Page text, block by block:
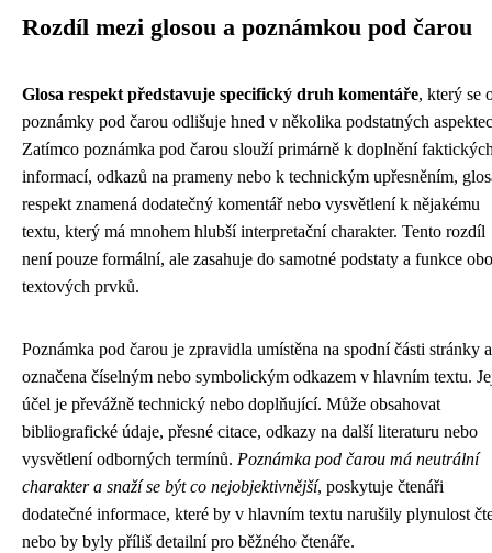
Rozdíl mezi glosou a poznámkou pod čarou
Glosa respekt představuje specifický druh komentáře, který se
poznámky pod čarou odlišuje hned v několika podstatných
Zatímco poznámka pod čarou slouží primárně k doplnění
informací, odkazů na prameny nebo k technickým upřesněním,
respekt znamená dodatečný komentář nebo vysvětlení k nějakému
textu, který má mnohem hlubší interpretační charakter. Tento rozdíl
není pouze formální, ale zasahuje do samotné podstaty a funkce
textových prvků.
Poznámka pod čarou je zpravidla umístěna na spodní části stránky
označena číselným nebo symbolickým odkazem v hlavním textu.
účel je převážně technický nebo doplňující. Může obsahovat
bibliografické údaje, přesné citace, odkazy na další literaturu nebo
vysvětlení odborných termínů. Poznámka pod čarou má neutrální
charakter a snaží se být co nejobjektivnější, poskytuje čtenáři
dodatečné informace, které by v hlavním textu narušily plynulost
nebo by byly příliš detailní pro běžného čtenáře.